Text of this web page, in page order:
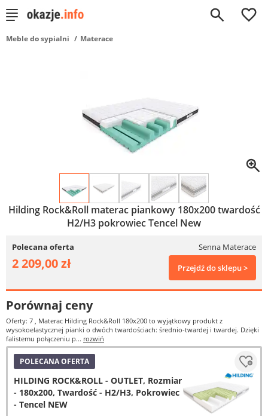
0
Meble do sypialni Materace
Hilding Rock&Roll materac piankowy 180x200 twardość
H2/H3 pokrowiec Tencel New
Polecana oferta Senna Materace
2 209,00 zł Przejdź do sklepu >
Porównaj ceny
Oferty: 7 , Materac Hilding Rock&Roll 180x200 to wyjątkowy produkt z
wysokoelastycznej pianki o dwóch twardościach: średnio-twardej i twardej. Dzięki
falistemu połączeniu p... rozwiń
POLECANA OFERTA
HILDING ROCK&ROLL - OUTLET, Rozmiar
- 180x200, Twardość - H2/H3, Pokrowiec
- Tencel NEW